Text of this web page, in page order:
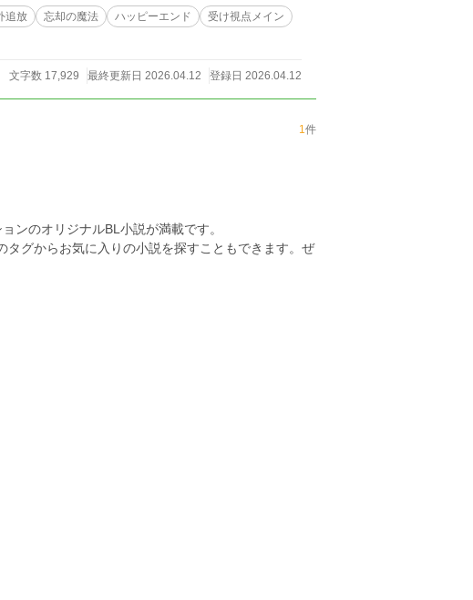
追放 忘却の魔法 ハッピーエンド
受け視点メイン
文字数 17,929 最終更新日 2026.04.12 登録日 2026.04.12
1件
ンのオリジナルBL小説が満載です。
タグからお気に入りの小説を探すこともできます。ぜ